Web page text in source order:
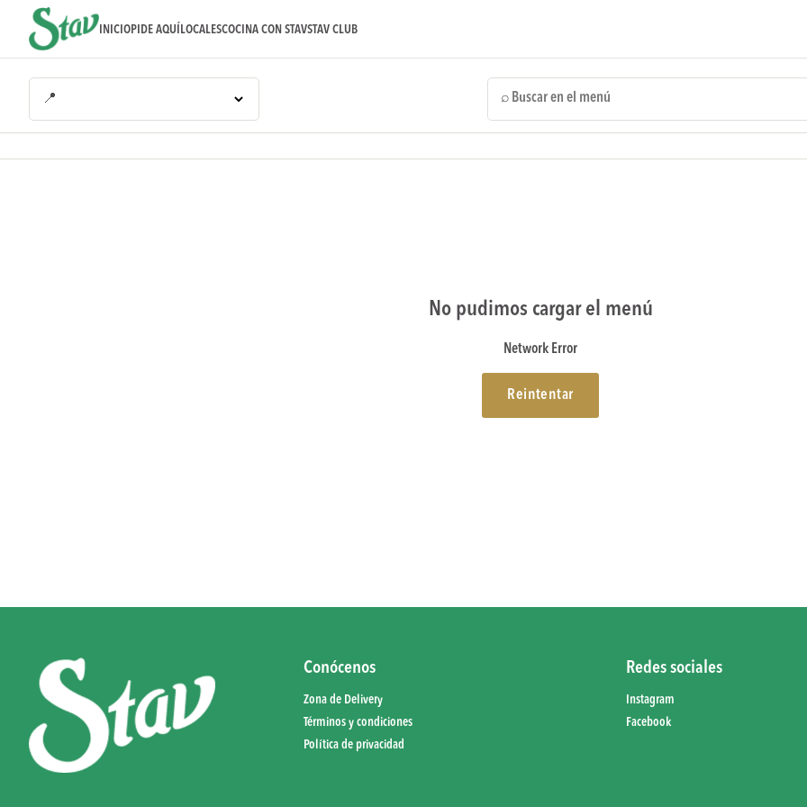
INICIOPIDE AQUÍ LOCALESCOCINA CON STAVSTAV CLUB
📍 ⌕
No pudimos cargar el menú
Network Error
Reintentar
Conócenos
Zona de Delivery
Términos y condiciones
Política de privacidad
Redes sociales
Instagram
Facebook